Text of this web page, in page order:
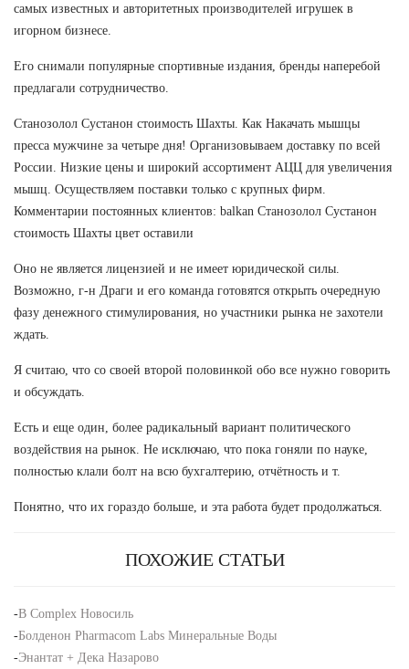
самых известных и авторитетных производителей игрушек в
игорном бизнесе.
Его снимали популярные спортивные издания, бренды наперебой
предлагали сотрудничество.
Станозолол Сустанон стоимость Шахты. Как Накачать мышцы
пресса мужчине за четыре дня! Организовываем доставку по всей
России. Низкие цены и широкий ассортимент АЦЦ для увеличения
мышц. Осуществляем поставки только с крупных фирм.
Комментарии постоянных клиентов: balkan Станозолол Сустанон
стоимость Шахты цвет оставили
Оно не является лицензией и не имеет юридической силы.
Возможно, г-н Драги и его команда готовятся открыть очередную
фазу денежного стимулирования, но участники рынка не захотели
ждать.
Я считаю, что со своей второй половинкой обо все нужно говорить
и обсуждать.
Есть и еще один, более радикальный вариант политического
воздействия на рынок. Не исключаю, что пока гоняли по науке,
полностью клали болт на всю бухгалтерию, отчётность и т.
Понятно, что их гораздо больше, и эта работа будет продолжаться.
ПОХОЖИЕ СТАТЬИ
-B Complex Новосиль
-Болденон Pharmacom Labs Минеральные Воды
-Энантат + Дека Назарово